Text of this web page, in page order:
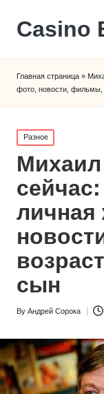
Сasino
Главная страница »
фото, новости, фильмы,
Posted
in
Разное
личная
сын
Posted
By Андрей Сорока